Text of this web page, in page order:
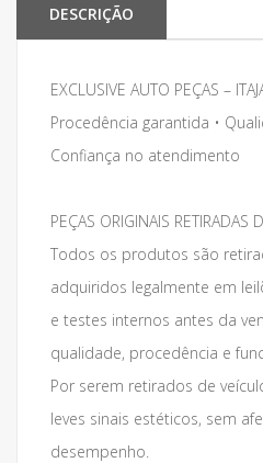
DESCRIÇÃO
EXCLUSIVE AUTO PEÇAS –
Procedência garantida •
Confiança no atendimento
PEÇAS ORIGINAIS RETIRADAS
Todos os produtos são
adquiridos legalmente em
e testes internos antes da
qualidade, procedência e
Por serem retirados de
leves sinais estéticos, sem
desempenho.